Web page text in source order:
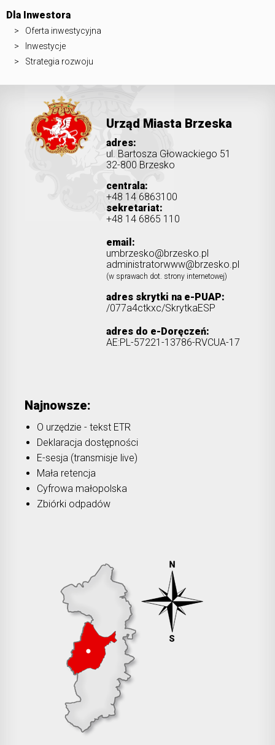
Dla Inwestora
Oferta inwestycyjna
Inwestycje
Strategia rozwoju
Najnowsze:
O urzędzie - tekst ETR
Deklaracja dostępności
E-sesja (transmisje live)
Mała retencja
Cyfrowa małopolska
Zbiórki odpadów
Urząd Miasta Brzeska
adres:
ul. Bartosza Głowackiego 51
32-800 Brzesko
centrala:
+48 14 6863100
sekretariat:
+48 14 6865 110
email:
umbrzesko@brzesko.pl
administratorwww@brzesko.pl
(w sprawach dot. strony internetowej)
adres skrytki na e-PUAP:
/077a4ctkxc/SkrytkaESP
adres do e-Doręczeń:
AE:PL-57221-13786-RVCUA-17